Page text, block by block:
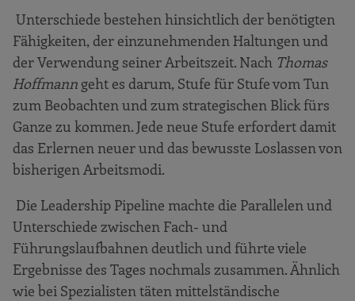
Unterschiede bestehen hinsichtlich der benötigten
Fähigkeiten, der einzunehmenden Haltungen und
der Verwendung seiner Arbeitszeit. Nach Thomas
Hoffmann geht es darum, Stufe für Stufe vom Tun
zum Beobachten und zum strategischen Blick fürs
Ganze zu kommen. Jede neue Stufe erfordert damit
das Erlernen neuer und das bewusste Loslassen von
bisherigen Arbeitsmodi.
Die Leadership Pipeline machte die Parallelen und
Unterschiede zwischen Fach- und
Führungslaufbahnen deutlich und führte viele
Ergebnisse des Tages nochmals zusammen. Ähnlich
wie bei Spezialisten täten mittelständische